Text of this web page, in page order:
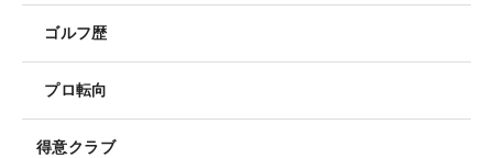
ゴルフ歴
プロ転向
得意クラブ